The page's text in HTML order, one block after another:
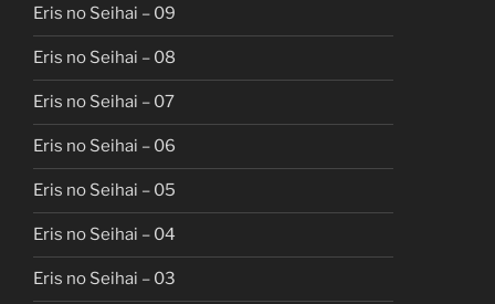
Eris no Seihai – 09
Eris no Seihai – 08
Eris no Seihai – 07
Eris no Seihai – 06
Eris no Seihai – 05
Eris no Seihai – 04
Eris no Seihai – 03